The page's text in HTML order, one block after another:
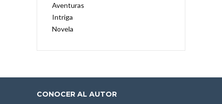
Aventuras
Intriga
Novela
CONOCER AL AUTOR